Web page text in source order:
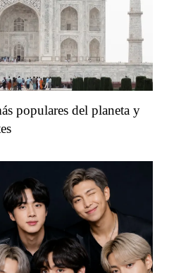
populares del planeta y